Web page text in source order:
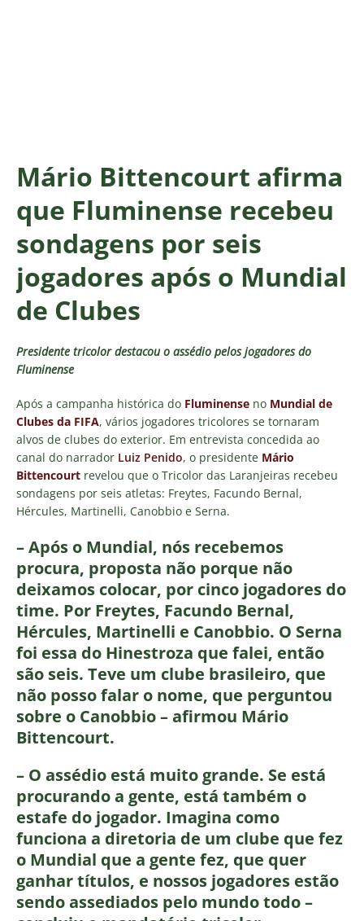
Mário Bittencourt afirma
que Fluminense recebeu
sondagens por seis
jogadores após o Mundial
de Clubes
Presidente tricolor destacou o assédio pelos jogadores do
Fluminense
Após a campanha histórica do Fluminense no Mundial de
Clubes da FIFA, vários jogadores tricolores se tornaram
alvos de clubes do exterior. Em entrevista concedida ao
canal do narrador Luiz Penido, o presidente Mário
Bittencourt revelou que o Tricolor das Laranjeiras recebeu
sondagens por seis atletas: Freytes, Facundo Bernal,
Hércules, Martinelli, Canobbio e Serna.
– Após o Mundial, nós recebemos
procura, proposta não porque não
deixamos colocar, por cinco jogadores do
time. Por Freytes, Facundo Bernal,
Hércules, Martinelli e Canobbio. O Serna
foi essa do Hinestroza que falei, então
são seis. Teve um clube brasileiro, que
não posso falar o nome, que perguntou
sobre o Canobbio – afirmou Mário
Bittencourt.
– O assédio está muito grande. Se está
procurando a gente, está também o
estafe do jogador. Imagina como
funciona a diretoria de um clube que fez
o Mundial que a gente fez, que quer
ganhar títulos, e nossos jogadores estão
sendo assediados pelo mundo todo –